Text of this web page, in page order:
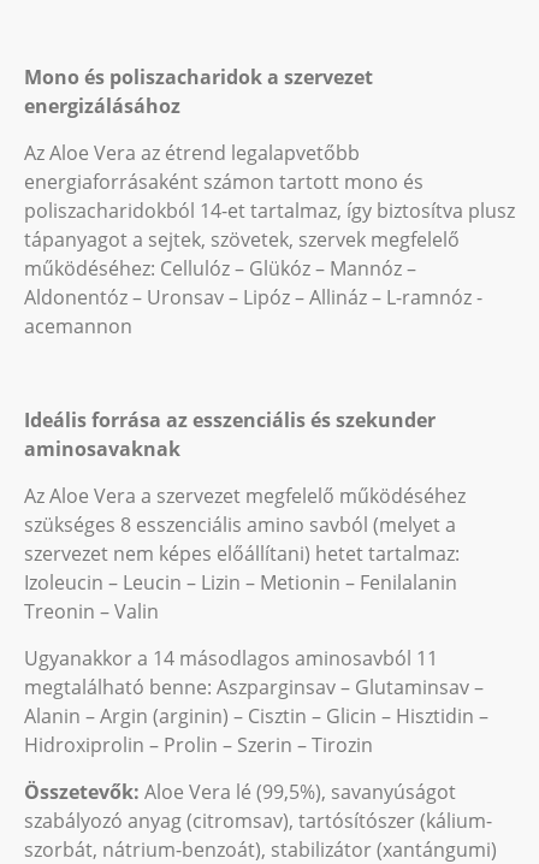
Mono és poliszacharidok a szervezet
energizálásához
Az Aloe Vera az étrend legalapvetőbb
energiaforrásaként számon tartott mono és
poliszacharidokból 14-et tartalmaz, így biztosítva plusz
tápanyagot a sejtek, szövetek, szervek megfelelő
működéséhez: Cellulóz – Glükóz – Mannóz –
Aldonentóz – Uronsav – Lipóz – Allináz – L-ramnóz -
acemannon
Ideális forrása az esszenciális és szekunder
aminosavaknak
Az Aloe Vera a szervezet megfelelő működéséhez
szükséges 8 esszenciális amino savból (melyet a
szervezet nem képes előállítani) hetet tartalmaz:
Izoleucin – Leucin – Lizin – Metionin – Fenilalanin
Treonin – Valin
Ugyanakkor a 14 másodlagos aminosavból 11
megtalálható benne: Aszparginsav – Glutaminsav –
Alanin – Argin (arginin) – Cisztin – Glicin – Hisztidin –
Hidroxiprolin – Prolin – Szerin – Tirozin
Összetevők: Aloe Vera lé (99,5%), savanyúságot
szabályozó anyag (citromsav), tartósítószer (kálium-
szorbát, nátrium-benzoát), stabilizátor (xantángumi)